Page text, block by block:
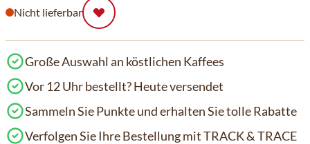
Nicht lieferbar
Große Auswahl an köstlichen Kaffees
Vor 12 Uhr bestellt? Heute versendet
Sammeln Sie Punkte und erhalten Sie tolle Rabatte
Verfolgen Sie Ihre Bestellung mit TRACK & TRACE